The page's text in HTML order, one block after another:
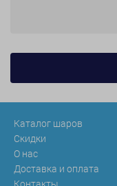
Каталог шаров
Скидки
О нас
Доставка и оплата